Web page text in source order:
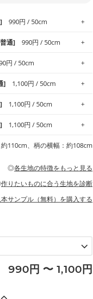
990円 / 50cm
と適度な張りを併せ持ち、
特徴です。当サイトのオ
お使いいただけます。
どの通園通学グッズには
ーテン
も服
通] 990円 / 50cm
が特徴です。ベビー用品
アイテムに最適です。高
。
ビーグッズ
ンピースなどの洋服
円 / 50cm
。軽やかさとなめらかな
あるので、涼しげなトッ
ックなどのトップス
] 1,100円 / 50cm
店のビエラ生地は、オック
らかい質感と適度な落ち
1,100円 / 50cm
とした張りと厚みがありな
。生地の厚みは中厚手で
などの通園通学グッズ
ブルクロスなどの暮らしの
のボトムス
1,100円 / 50cm
トートバッグ・ポーチ・ペ
テリア用品に向いていま
110cm、柄の横幅：約108cm
◎各生地の特徴をもっと見る
作りたいものに合う生地を診断
サンプル（無料）を購入する
990円 〜 1,100円